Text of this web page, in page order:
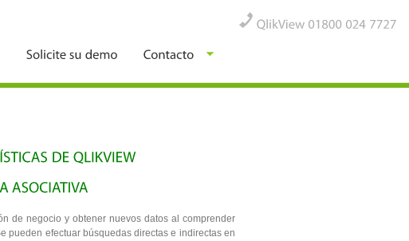
de negocio y obtener nuevos datos al comprender
pueden efectuar búsquedas directas e indirectas en